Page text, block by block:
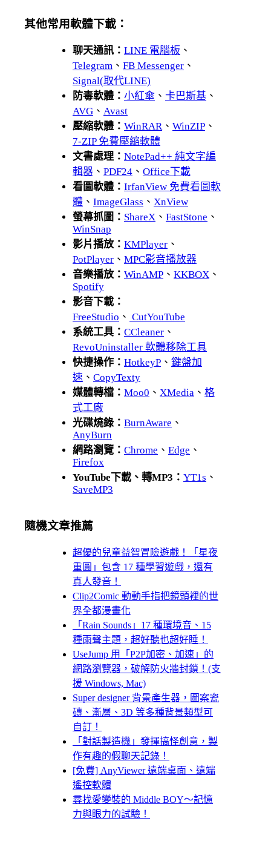
其他常用軟體下載：
聊天通訊： LINE 電腦板 、
Telegram 、 FB Messenger 、
Signal(取代LINE)
防毒軟體： 小紅傘 、 卡巴斯基 、
AVG 、 Avast
壓縮軟體： WinRAR、 WinZIP 、
7-ZIP 免費壓縮軟體
文書處理： NotePad++ 純文字編
輯器 、 PDF24 、 Office下載
看圖軟體： IrfanView 免費看圖軟
體 、 ImageGlass 、 XnView
螢幕抓圖： ShareX 、 FastStone 、
WinSnap
影片播放： KMPlayer 、
PotPlayer 、 MPC影音播放器
音樂播放： WinAMP 、 KKBOX 、
Spotify
影音下載：
FreeStudio 、 CutYouTube
系統工具： CCleaner 、
RevoUninstaller 軟體移除工具
快捷操作： HotkeyP 、 鍵盤加
速 、 CopyTexty
媒體轉檔： Moo0 、 XMedia 、 格
式工廠
光碟燒錄： BurnAware 、
AnyBurn
網路瀏覽： Chrome 、 Edge 、
Firefox
YouTube下載、轉MP3： YT1s 、
SaveMP3
隨機文章推薦
超優的兒童益智冒險遊戲！「星夜
重圓」包含 17 種學習遊戲，還有
真人發音！
Clip2Comic 動動手指把鏡頭裡的世
界全都漫畫化
「Rain Sounds」17 種環境音、15
種雨聲主題，超好聽也超好睡！
UseJump 用「P2P加密、加速」的
網路瀏覽器，破解防火牆封鎖！(支
援 Windows, Mac)
Super designer 背景產生器，圖案瓷
磚、漸層、3D 等多種背景類型可
自訂！
「對話製造機」發揮搞怪創意，製
作有趣的假聊天記錄！
[免費] AnyViewer 遠端桌面、遠端
遙控軟體
尋找愛變裝的 Middle BOY～記憶
力與眼力的試驗！